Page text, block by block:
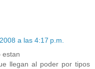
a las 4:17 p.m.
estan
llegan al poder por tipos